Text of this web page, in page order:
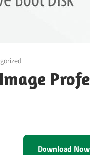
Download Now